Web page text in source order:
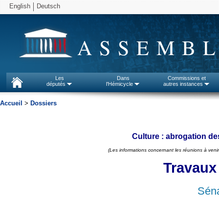
English Deutsch
Les
députés
Dans
l'Hémicycle
Commissions et
autres instances
Accueil > Dossiers
Culture : abrogation
(Les informations concernant les réunions à